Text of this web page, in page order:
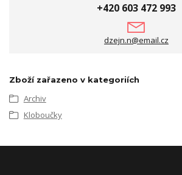
+420 603 472 993
dzejn.n@email.cz
Zboží zařazeno v kategoriích
Archiv
Kloboučky